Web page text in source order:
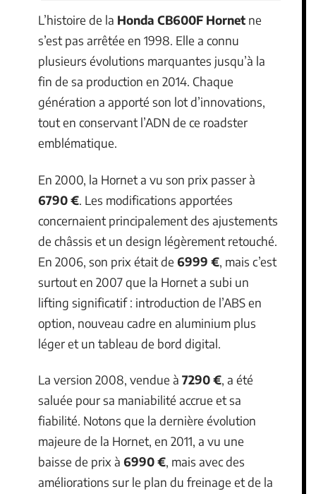
L’histoire de la Honda CB600F Hornet ne
s’est pas arrêtée en 1998. Elle a connu
plusieurs évolutions marquantes jusqu’à la
fin de sa production en 2014. Chaque
génération a apporté son lot d’innovations,
tout en conservant l’ADN de ce roadster
emblématique.
En 2000, la Hornet a vu son prix passer à
6790 €. Les modifications apportées
concernaient principalement des ajustements
de châssis et un design légèrement retouché.
En 2006, son prix était de 6999 €, mais c’est
surtout en 2007 que la Hornet a subi un
lifting significatif : introduction de l’ABS en
option, nouveau cadre en aluminium plus
léger et un tableau de bord digital.
La version 2008, vendue à 7290 €, a été
saluée pour sa maniabilité accrue et sa
fiabilité. Notons que la dernière évolution
majeure de la Hornet, en 2011, a vu une
baisse de prix à 6990 €, mais avec des
améliorations sur le plan du freinage et de la